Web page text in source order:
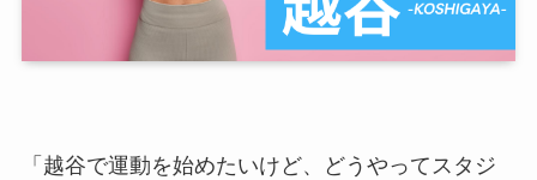
「越谷で運動を始めたいけど、どうやってスタジ